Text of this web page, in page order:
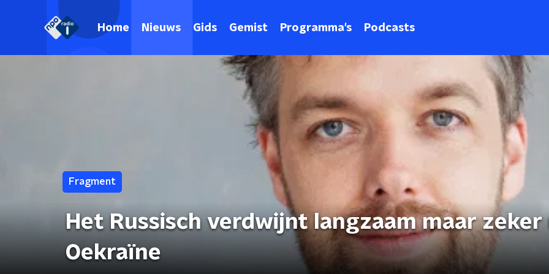
Home Nieuws Gids Gemist Programma's Podcasts
Fragment
Het Russisch verdwijnt langzaam maar
Oekraïne